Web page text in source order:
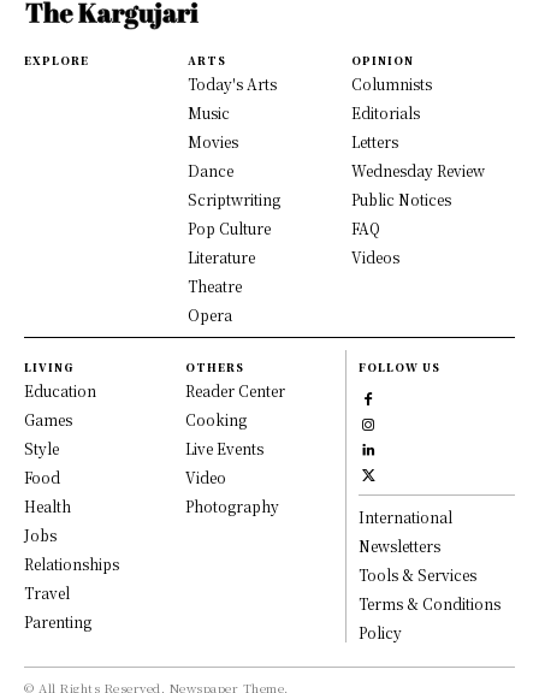
EXPLORE ARTS
Today's Arts
Music
Movies
Dance
Scriptwriting
Pop Culture
Literature
Theatre
Opera
OPINION
Columnists
Editorials
Letters
Wednesday Review
Public Notices
FAQ
Videos
LIVING
Education
Games
Style
Food
Health
Jobs
Relationships
Travel
Parenting
OTHERS
Reader Center
Cooking
Live Events
Video
Photography
FOLLOW US
International
Newsletters
Tools & Services
Terms & Conditions
Policy
© All Rights Reserved, Newspaper Theme.